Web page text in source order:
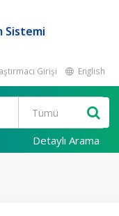
Sistemi
Girişi English
Detaylı Arama